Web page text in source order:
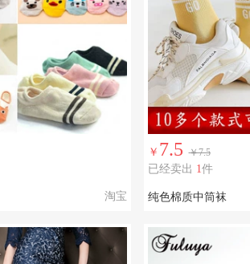
淘宝
￥ 7.5 ￥7.5
已经卖出 1件
纯色棉质中筒袜